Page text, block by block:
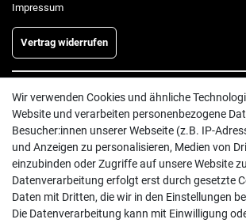
Impressum
Vertrag widerrufen
INFORMATIONEN
Batterieentsorgung
Hilfe
Versand
Zahlungsarten
Kontakt
Wir verwenden Cookies und ähnliche
Website und verarbeiten personenbezogene
Besucher:innen unserer Webseite (z.B. IP-
und Anzeigen zu personalisieren, Medien von
einzubinden oder Zugriffe auf unsere Website
Datenverarbeitung erfolgt erst durch gesetzte
Daten mit Dritten, die wir in den Einstellungen
Die Datenverarbeitung kann mit Einwilligung